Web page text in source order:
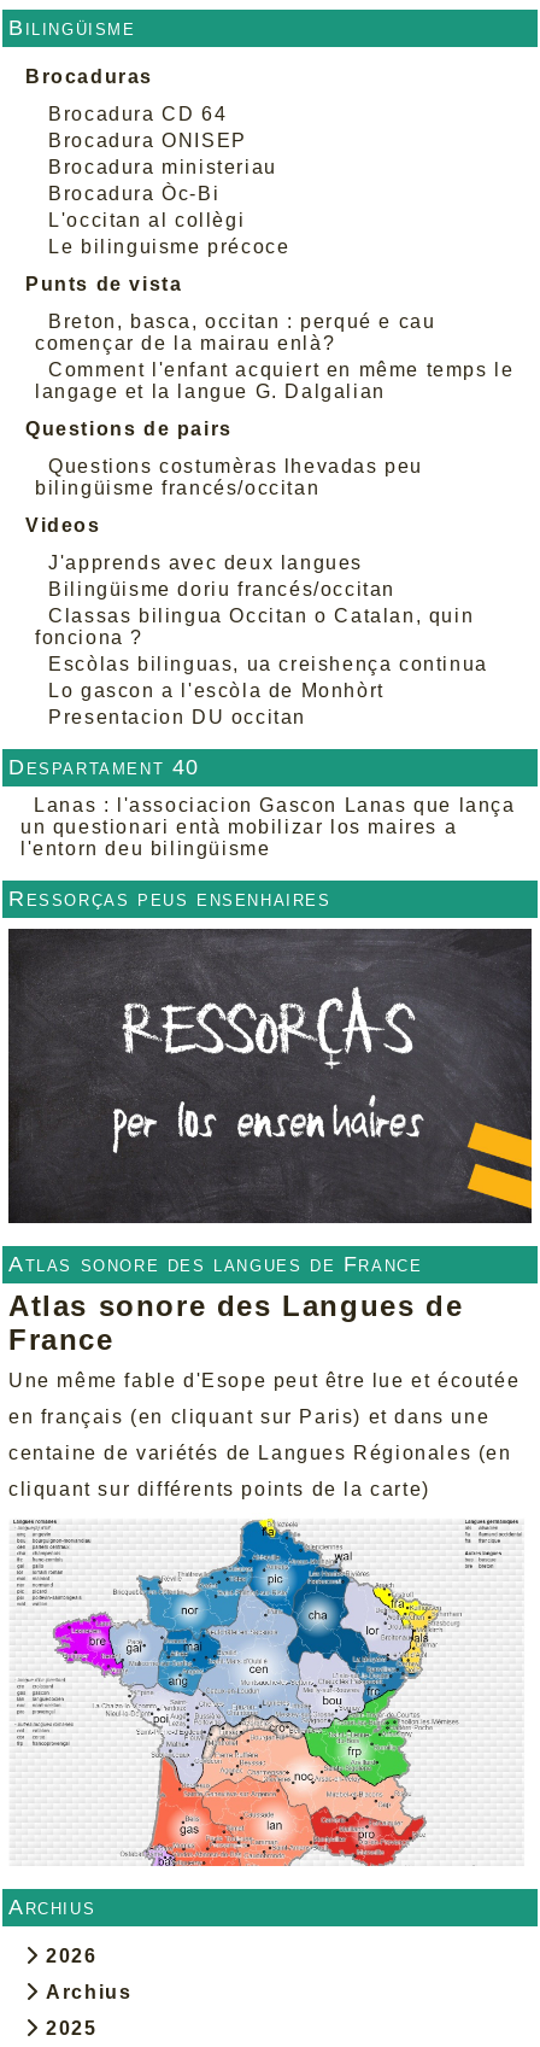
Bilingüisme
Brocaduras
Brocadura CD 64
Brocadura ONISEP
Brocadura ministeriau
Brocadura Òc-Bi
L'occitan al collègi
Le bilinguisme précoce
Punts de vista
Breton, basca, occitan : perqué e cau
començar de la mairau enlà?
Comment l'enfant acquiert en même temps le
langage et la langue G. Dalgalian
Questions de pairs
Questions costumèras lhevadas peu
bilingüisme francés/occitan
Videos
J'apprends avec deux langues
Bilingüisme doriu francés/occitan
Classas bilingua Occitan o Catalan, quin
fonciona ?
Escòlas bilinguas, ua creishença continua
Lo gascon a l'escòla de Monhòrt
Presentacion DU occitan
Despartament 40
Lanas : l'associacion Gascon Lanas que lança
un questionari entà mobilizar los maires a
l'entorn deu bilingüisme
Ressorças peus ensenhaires
Atlas sonore des langues de France
Atlas sonore des Langues de
France
Une même fable d'Esope peut être lue et écoutée
en français (en cliquant sur Paris) et dans une
centaine de variétés de Langues Régionales (en
cliquant sur différents points de la carte)
Archius
2026
Archius
2025